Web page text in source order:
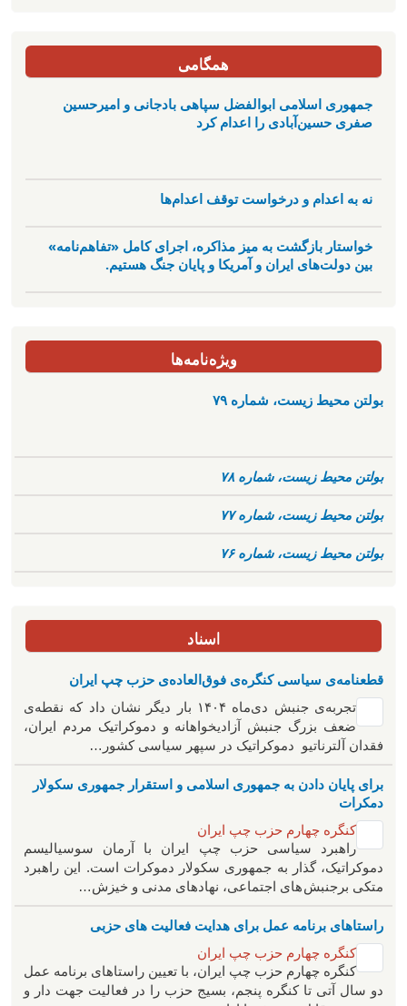
همگامی
جمهوری اسلامی ابوالفضل سپاهی بادجانی و امیرحسین
صفری حسین‌آبادی را اعدام کرد
نه به اعدام و درخواست توقف اعدام‌ها
خواستار بازگشت به میز مذاکره، اجرای کامل «تفاهم‌نامه»
بین دولت‌های ایران و آمریکا و پایان جنگ هستیم.
ویژه‌نامه‌ها
بولتن محیط زیست، شماره ۷۹
بولتن محیط زیست، شماره ۷۸
بولتن محیط زیست، شماره ۷۷
بولتن محیط زیست، شماره ۷۶
اسناد
قطعنامه‌ی سیاسی کنگره‌ی فوق‌العاده‌ی حزب چپ ایران
تجربه‌ی جنبش دی‌ماه ۱۴۰۴ بار دیگر نشان داد که نقطه‌ی
ضعف بزرگ جنبش آزادیخواهانه و دموکراتیک مردم ایران،
فقدان آلترناتیو دموکراتیک در سپهر سیاسی کشور…
برای پایان دادن به جمهوری اسلامی و استقرار جمهوری سکولار
دمکرات
کنگره چهارم حزب چپ ایران
راهبرد سياسی حزب چپ ایران با آرمان سوسیالیسم
دموکراتیک، گذار به جمهوری سکولار دموکرات است. این راهبرد
متکی برجنبش های اجتماعی، نهادهای مدنی و خیزش‌…
راستاهای برنامه عمل برای هدایت فعالیت های حزبی
کنگره چهارم حزب چپ ایران
کنگره چهارم حزب چپ ایران، با تعیین راستاهای برنامه عمل
دو سال آتی تا کنگره پنجم، بسیج حزب را در فعالیت جهت دار و